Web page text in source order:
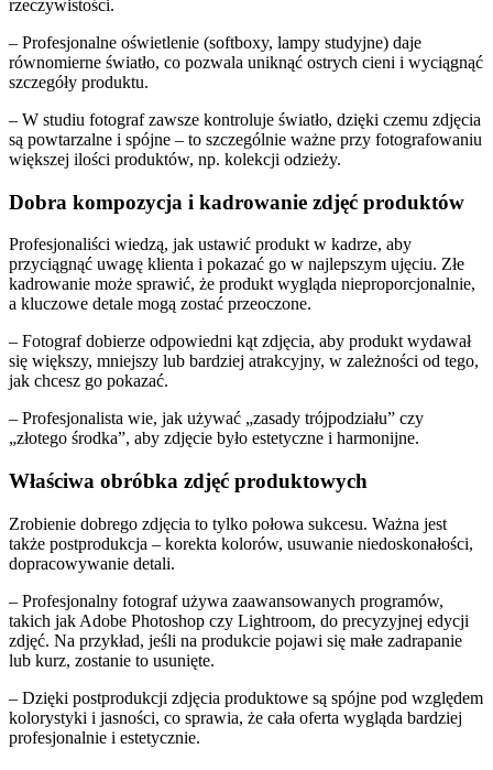
rzeczywistości.
– Profesjonalne oświetlenie (softboxy, lampy studyjne) daje
równomierne światło, co pozwala uniknąć ostrych cieni i wyciągnąć
szczegóły produktu.
– W studiu fotograf zawsze kontroluje światło, dzięki czemu zdjęcia
są powtarzalne i spójne – to szczególnie ważne przy fotografowaniu
większej ilości produktów, np. kolekcji odzieży.
Dobra kompozycja i kadrowanie zdjęć produktów
Profesjonaliści wiedzą, jak ustawić produkt w kadrze, aby
przyciągnąć uwagę klienta i pokazać go w najlepszym ujęciu. Złe
kadrowanie może sprawić, że produkt wygląda nieproporcjonalnie,
a kluczowe detale mogą zostać przeoczone.
– Fotograf dobierze odpowiedni kąt zdjęcia, aby produkt wydawał
się większy, mniejszy lub bardziej atrakcyjny, w zależności od tego,
jak chcesz go pokazać.
– Profesjonalista wie, jak używać „zasady trójpodziału” czy
„złotego środka”, aby zdjęcie było estetyczne i harmonijne.
Właściwa obróbka zdjęć produktowych
Zrobienie dobrego zdjęcia to tylko połowa sukcesu. Ważna jest
także postprodukcja – korekta kolorów, usuwanie niedoskonałości,
dopracowywanie detali.
– Profesjonalny fotograf używa zaawansowanych programów,
takich jak Adobe Photoshop czy Lightroom, do precyzyjnej edycji
zdjęć. Na przykład, jeśli na produkcie pojawi się małe zadrapanie
lub kurz, zostanie to usunięte.
– Dzięki postprodukcji zdjęcia produktowe są spójne pod względem
kolorystyki i jasności, co sprawia, że cała oferta wygląda bardziej
profesjonalnie i estetycznie.